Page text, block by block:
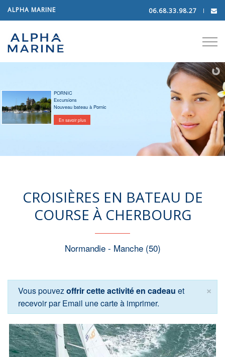
ALPHA MARINE 06.68.33.98.27
PORNIC
Excursions
Nouveau bateau à Pornic
En savoir plus
CROISIÈRES EN BATEAU DE
COURSE À CHERBOURG
Normandie - Manche (50)
×
Vous pouvezoffrir cette activité en cadeau et
recevoir par Email une carte à imprimer.